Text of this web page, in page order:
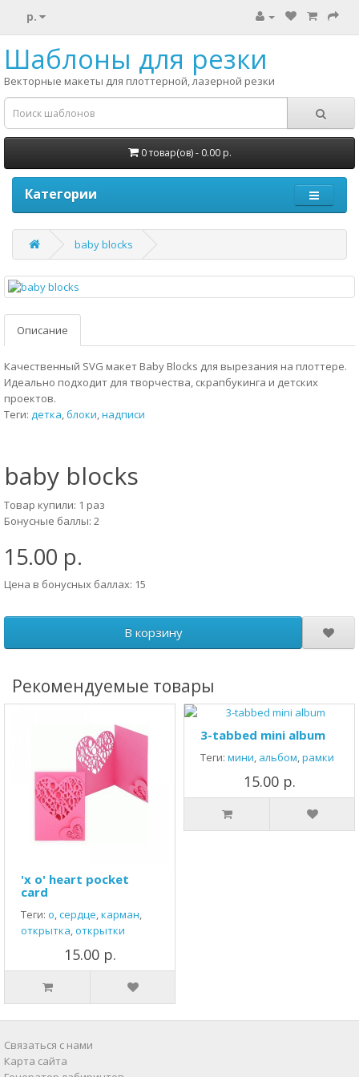
р.
Шаблоны для резки
Векторные макеты для плоттерной, лазерной резки
0 товар(ов) - 0.00 р.
Категории
baby blocks
Описание
Качественный SVG макет Baby Blocks для вырезания на плоттере.
Идеально подходит для творчества, скрапбукинга и детских
проектов.
Теги: детка,блоки,надписи
baby blocks
Товар купили: 1 раз
Бонусные баллы: 2
15.00 р.
Цена в бонусных баллах: 15
В корзину
Рекомендуемые товары
'x o' heart pocket
card
Теги: о,сердце,карман,
открытка,открытки
15.00 р.
3-tabbed mini album
Теги: мини, альбом,рамки
15.00 р.
Связаться с нами
Карта сайта